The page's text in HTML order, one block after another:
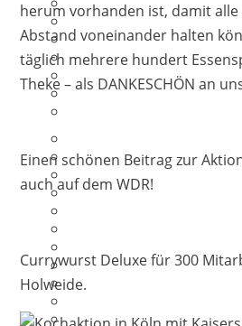
herum vorhanden ist, damit alle
Abstand voneinander halten
täglich mehrere hundert
Theke – als DANKESCHÖN an
Einen schönen Beitrag zur
auch auf dem WDR!
Currywurst Deluxe für 300
Holweide.